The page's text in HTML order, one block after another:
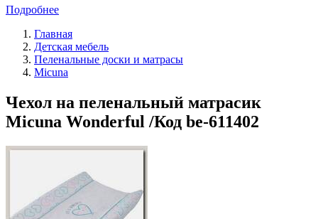
Подробнее
Главная
Детская мебель
Пеленальные доски и матрасы
Micuna
Чехол на пеленальный матрасик
Micuna Wonderful /Код be-611402